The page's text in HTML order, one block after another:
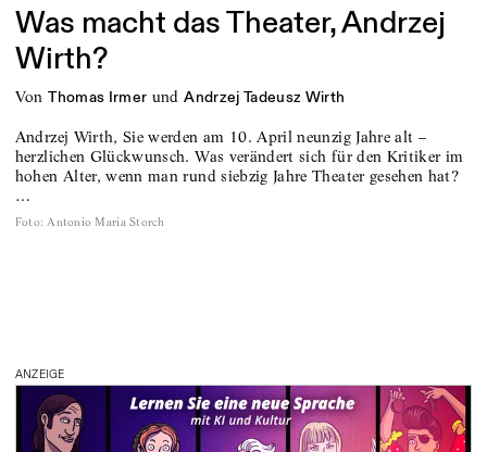
Was macht das Theater, Andrzej
Wirth?
von Thomas Irmer und Andrzej Tadeusz Wirth
Andrzej Wirth, Sie werden am 10. April neunzig Jahre alt –
herzlichen Glückwunsch. Was verändert sich für den Kritiker im
hohen Alter, wenn man rund siebzig Jahre Theater gesehen hat?
…
Foto: Antonio Maria Storch
ANZEIGE